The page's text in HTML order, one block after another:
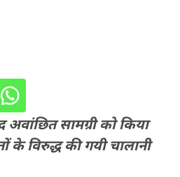
अवांछित सामग्री को किया
के विरुद्ध की गयी चालानी